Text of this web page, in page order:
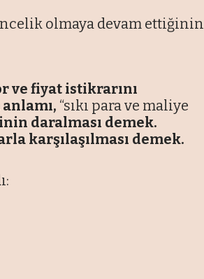
olmaya devam ettiğinin
ve fiyat istikrarını
“sıkı para ve maliye
daralması demek.
karşılaşılması demek.